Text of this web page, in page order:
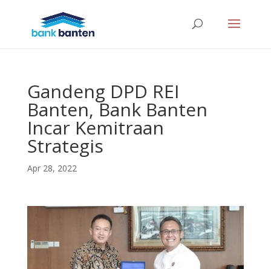
Gandeng DPD REI
Banten, Bank Banten
Incar Kemitraan
Strategis
Apr 28, 2022